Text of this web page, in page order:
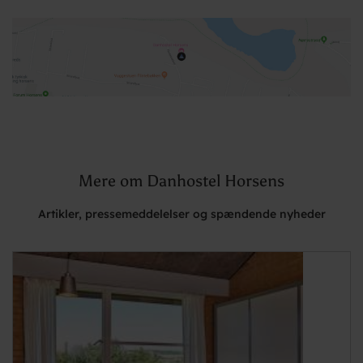
Mere om Danhostel Horsens
Artikler, pressemeddelelser og spændende nyheder